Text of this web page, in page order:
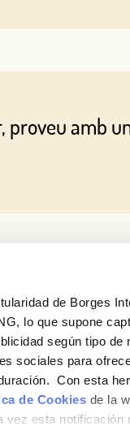
de Borges
lo que supone
según tipo
sociales para
Con esta
de Cookies de la
esta notificación
amb
conèixer totes les
te a la
Newsletter
Iniciar